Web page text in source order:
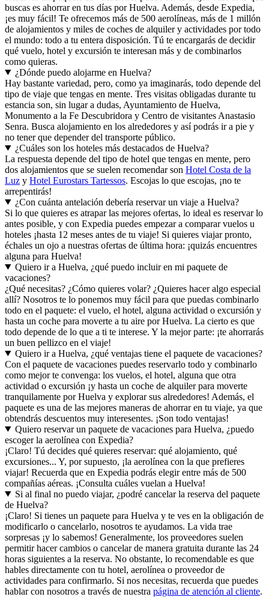
buscas es ahorrar en tus días por Huelva. Además, desde Expedia,
¡es muy fácil! Te ofrecemos más de 500 aerolíneas, más de 1 millón
de alojamientos y miles de coches de alquiler y actividades por todo
el mundo: todo a tu entera disposición. Tú te encargarás de decidir
qué vuelo, hotel y excursión te interesan más y de combinarlos
como quieras.
¿Dónde puedo alojarme en Huelva?
Hay bastante variedad, pero, como ya imaginarás, todo depende del
tipo de viaje que tengas en mente. Tres visitas obligadas durante tu
estancia son, sin lugar a dudas, Ayuntamiento de Huelva,
Monumento a la Fe Descubridora y Centro de visitantes Anastasio
Senra. Busca alojamiento en los alrededores y así podrás ir a pie y
no tener que depender del transporte público.
¿Cuáles son los hoteles más destacados de Huelva?
La respuesta depende del tipo de hotel que tengas en mente, pero
dos alojamientos que se suelen recomendar son Hotel Costa de la
Luz y Hotel Eurostars Tartessos. Escojas lo que escojas, ¡no te
arrepentirás!
¿Con cuánta antelación debería reservar un viaje a Huelva?
Si lo que quieres es atrapar las mejores ofertas, lo ideal es reservar lo
antes posible, y con Expedia puedes empezar a comparar vuelos u
hoteles ¡hasta 12 meses antes de tu viaje! Si quieres viajar pronto,
échales un ojo a nuestras ofertas de última hora: ¡quizás encuentres
alguna para Huelva!
Quiero ir a Huelva, ¿qué puedo incluir en mi paquete de
vacaciones?
¿Qué necesitas? ¿Cómo quieres volar? ¿Quieres hacer algo especial
allí? Nosotros te lo ponemos muy fácil para que puedas combinarlo
todo en el paquete: el vuelo, el hotel, alguna actividad o excursión y
hasta un coche para moverte a tu aire por Huelva. La cierto es que
todo depende de lo que a ti te interese. Y la mejor parte: ¡te ahorrarás
un buen pellizco en el viaje!
Quiero ir a Huelva, ¿qué ventajas tiene el paquete de vacaciones?
Con el paquete de vacaciones puedes reservarlo todo y combinarlo
como mejor te convenga: los vuelos, el hotel, alguna que otra
actividad o excursión ¡y hasta un coche de alquiler para moverte
tranquilamente por Huelva y explorar sus alrededores! Además, el
paquete es una de las mejores maneras de ahorrar en tu viaje, ya que
obtendrás descuentos muy interesentes. ¡Son todo ventajas!
Quiero reservar un paquete de vacaciones para Huelva, ¿puedo
escoger la aerolínea con Expedia?
¡Claro! Tú decides qué quieres reservar: qué alojamiento, qué
excursiones... Y, por supuesto, ¡la aerolínea con la que prefieres
viajar! Recuerda que en Expedia podrás elegir entre más de 500
compañías aéreas. ¡Consulta cuáles vuelan a Huelva!
Si al final no puedo viajar, ¿podré cancelar la reserva del paquete
de Huelva?
¡Claro! Si tienes un paquete para Huelva y te ves en la obligación de
modificarlo o cancelarlo, nosotros te ayudamos. La vida trae
sorpresas ¡y lo sabemos! Generalmente, los proveedores suelen
permitir hacer cambios o cancelar de manera gratuita durante las 24
horas siguientes a la reserva. No obstante, lo recomendable es que
hables directamente con tu hotel, aerolínea o proveedor de
actividades para confirmarlo. Si nos necesitas, recuerda que puedes
hablar con nosotros a través de nuestra página de atención al cliente.